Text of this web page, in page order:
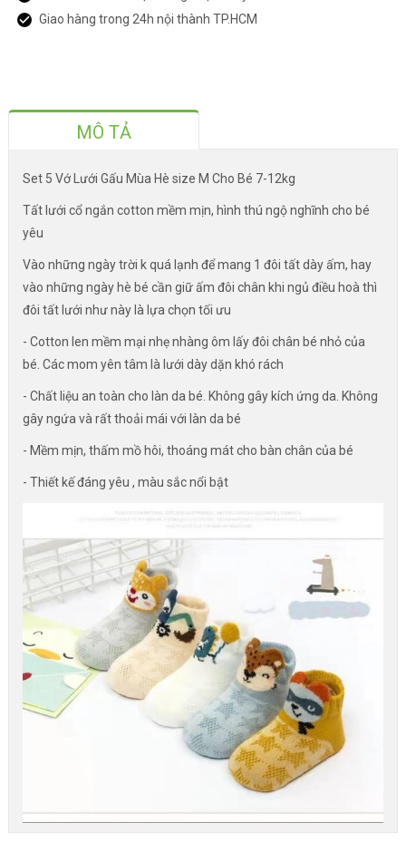
Giao hàng trong 24h nội thành TP.HCM
MÔ TẢ
Set 5 Vớ Lưới Gấu Mùa Hè size M Cho Bé 7-12kg
Tất lưới cổ ngắn cotton mềm mịn, hình thú ngộ nghĩnh cho bé
yêu
Vào những ngày trời k quá lạnh để mang 1 đôi tất dày ấm, hay
vào những ngày hè bé cần giữ ấm đôi chân khi ngủ điều hoà thì
đôi tất lưới như này là lựa chọn tối ưu
- Cotton len mềm mại nhẹ nhàng ôm lấy đôi chân bé nhỏ của
bé. Các mom yên tâm là lưới dày dặn khó rách
- Chất liệu an toàn cho làn da bé. Không gây kích ứng da. Không
gây ngứa và rất thoải mái với làn da bé
- Mềm mịn, thấm mồ hôi, thoáng mát cho bàn chân của bé
- Thiết kế đáng yêu , màu sắc nổi bật